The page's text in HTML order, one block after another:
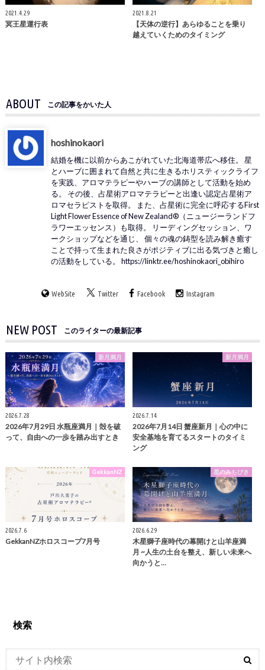
2021.4.29
冥王星運行表
2021.8.21
【天体の逆行】あらゆることを乗り
越えていくためのタイミング
ABOUT この記事をかいた人
hoshinokaori
結婚を機に以前からあこがれていた北海道帯広へ移住。 星
とハーブに囲まれて自然と共に生きるホリスティックライフ
を実践、アロマテラピーやハーブの講師として活動を始め
る。 その後、占星術アロマテラピーと出逢い認定占星術ア
ロマセラピストを取得。 また、占星術に完全に呼応するFirst
Light Flower Essence of New Zealand®（ニュージーランドフ
ラワーエッセンス）も取得。 リーディングセッション、ワ
ークショップなどを通じ、 個々の魂の鋳型を読み解き癒す
ことで持って生まれた良さがポジティブに出る気づきと癒し
の活動をしている。 https://linktr.ee/hoshinokaori_obihiro
WebSite Twitter Facebook Instagram
NEW POST このライターの最新記事
新月満月
2026.7.28
2026年7月29日 水瓶座満月｜殻を破
って、自由への一歩を踏み出すとき
新月満月
2026.7.14
2026年7月14日 蟹座新月｜心の中に
安全基地を育てるスタートのタイミ
ング
GekkanNZ
2026.7.6
GekkanNZホロスコープ7月号
星のみちびき
2026.6.29
木星獅子座時代の幕開けと山羊座満
月 ~人生の土台を整え、新しい未来へ
向かうと…
検索